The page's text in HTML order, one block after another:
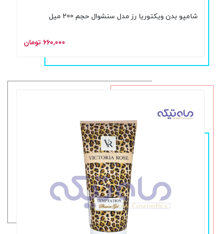
شامپو بدن ویکتوریا رز مدل سنشوال حجم 200 میل
۶۶۰,۰۰۰ تومان